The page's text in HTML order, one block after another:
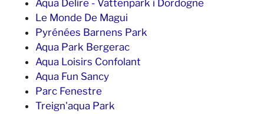
Aqua Delire - Vattenpark i Dordogne
Le Monde De Magui
Pyrénées Barnens Park
Aqua Park Bergerac
Aqua Loisirs Confolant
Aqua Fun Sancy
Parc Fenestre
Treign'aqua Park